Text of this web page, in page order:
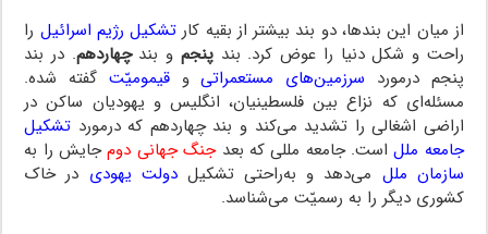
از میان این بندها، دو بند بیشتر از بقیه کار تشکیل رژیم اسرائیل را
راحت و شکل دنیا را عوض کرد. بندپنجم و بندچهاردهم. در بند
پنجم درمورد سرزمین‌های مستعمراتیوقیمومیّت گفته شده.
مسئله‌ای که نزاع بین فلسطینیان، انگلیس و یهودیان ساکن در
اراضی اشغالی را تشدید می‌کند و بند چهاردهم که درمورد تشکیل
جامعه مللاست. جامعه مللی که بعدجنگ جهانی دومجایش را به
سازمان ملل می‌دهد و به‌راحتی تشکیلدولت یهودی در خاک
کشوری دیگر را به رسمیّت می‌شناسد.